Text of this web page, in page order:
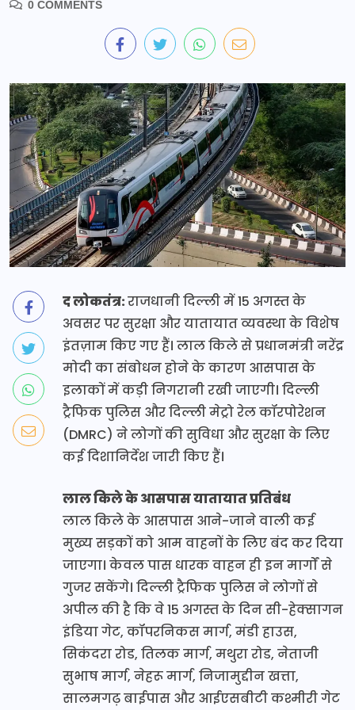
0 COMMENTS
द लोकतंत्र:राजधानी दिल्ली में 15 अगस्त के
अवसर पर सुरक्षा और यातायात व्यवस्था के विशेष
इंतज़ाम किए गए हैं। लाल किले से प्रधानमंत्री नरेंद्र
मोदी का संबोधन होने के कारण आसपास के
इलाकों में कड़ी निगरानी रखी जाएगी। दिल्ली
ट्रैफिक पुलिस और दिल्ली मेट्रो रेल कॉरपोरेशन
(DMRC) ने लोगों की सुविधा और सुरक्षा के लिए
कई दिशानिर्देश जारी किए हैं।
लाल किले के आसपास यातायात प्रतिबंध
लाल किले के आसपास आने-जाने वाली कई
मुख्य सड़कों को आम वाहनों के लिए बंद कर दिया
जाएगा। केवल पास धारक वाहन ही इन मार्गों से
गुजर सकेंगे। दिल्ली ट्रैफिक पुलिस ने लोगों से
अपील की है कि वे 15 अगस्त के दिन सी-हेक्सागन
इंडिया गेट, कॉपरनिकस मार्ग, मंडी हाउस,
सिकंदरा रोड, तिलक मार्ग, मथुरा रोड, नेताजी
सुभाष मार्ग, नेहरू मार्ग, निजामुद्दीन खत्ता,
सालमगढ़ बाईपास और आईएसबीटी कश्मीरी गेट